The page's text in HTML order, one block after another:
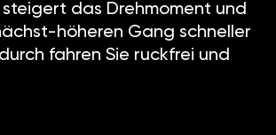
steigert das Drehmoment und
höheren Gang schneller
fahren Sie ruckfrei und